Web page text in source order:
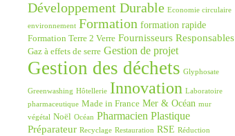
Développement Durable Economie circulaire
environnement Formation formation rapide
Formation Terre 2 Verre Fournisseurs Responsables
Gaz à effets de serre Gestion de projet
Gestion des déchets Glyphosate
Greenwashing Hôtellerie Innovation Laboratoire
pharmaceutique Made in France Mer & Océan mur
végétal Noël Océan Pharmacien Plastique
Préparateur Recyclage Restauration RSE Réduction